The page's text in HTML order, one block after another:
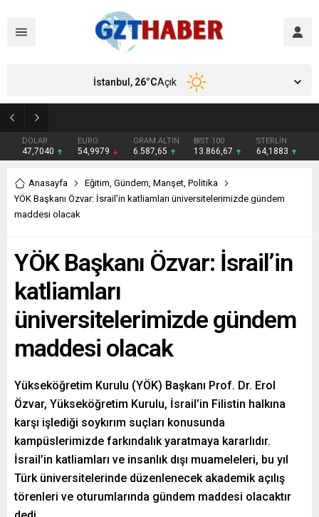
DOLAR
47,7040
EURO
54,9979
GRAM ALTIN
6.587,65
BIST 100
13.866,67
STERLİN
64,1883
İstanbul, 26°CAçık
Anasayfa Eğitim, Gündem, Manşet, Politika
YÖK Başkanı Özvar: İsrail’in katliamları üniversitelerimizde gündem
maddesi olacak
YÖK Başkanı Özvar: İsrail’in
katliamları
üniversitelerimizde gündem
maddesi olacak
Yükseköğretim Kurulu (YÖK) Başkanı Prof. Dr. Erol
Özvar, Yükseköğretim Kurulu, İsrail’in Filistin halkına
karşı işlediği soykırım suçları konusunda
kampüslerimizde farkındalık yaratmaya kararlıdır.
İsrail’in katliamları ve insanlık dışı muameleleri, bu yıl
Türk üniversitelerinde düzenlenecek akademik açılış
törenleri ve oturumlarında gündem maddesi olacaktır